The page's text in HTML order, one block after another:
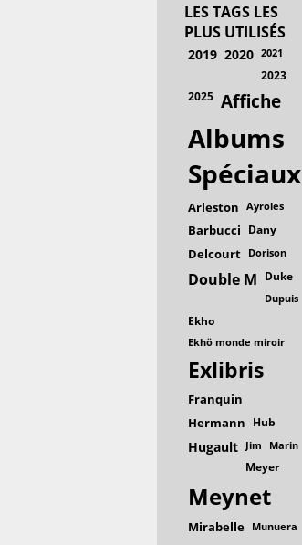
LES TAGS LES
PLUS UTILISÉS
2019 2020 2021
2023
2025 Affiche
Albums
Spéciaux
Arleston Ayroles
Barbucci Dany
Delcourt Dorison
Double M Duke
Dupuis
Ekho
Ekhö monde miroir
Exlibris
Franquin
Hermann Hub
Hugault Jim Marin
Meyer
Meynet
Mirabelle Munuera